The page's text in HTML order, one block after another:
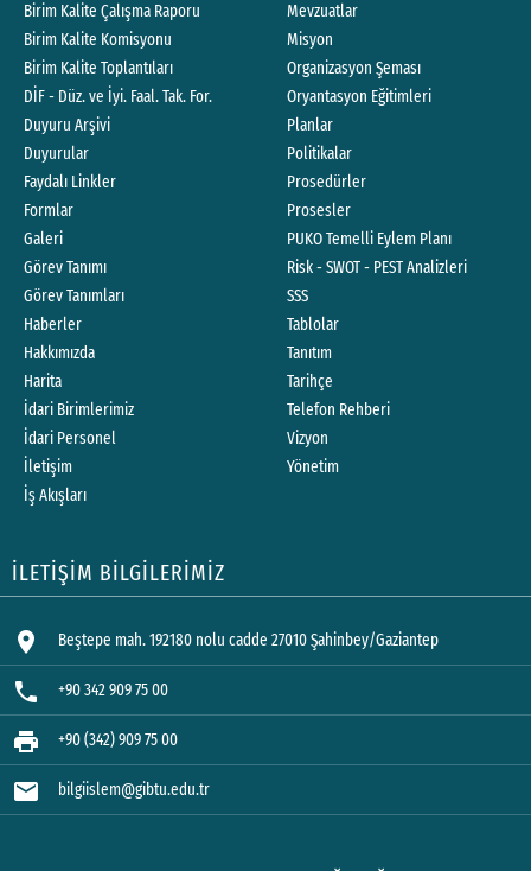
Birim Kalite Çalışma Raporu
Birim Kalite Komisyonu
Birim Kalite Toplantıları
DİF - Düz. ve İyi. Faal. Tak. For.
Duyuru Arşivi
Duyurular
Faydalı Linkler
Formlar
Galeri
Görev Tanımı
Görev Tanımları
Haberler
Hakkımızda
Harita
İdari Birimlerimiz
İdari Personel
İletişim
İş Akışları
Mevzuatlar
Misyon
Organizasyon Şeması
Oryantasyon Eğitimleri
Planlar
Politikalar
Prosedürler
Prosesler
PUKO Temelli Eylem Planı
Risk - SWOT - PEST Analizleri
SSS
Tablolar
Tanıtım
Tarihçe
Telefon Rehberi
Vizyon
Yönetim
İLETİŞİM BİLGİLERİMİZ
location_on Beştepe mah. 192180 nolu cadde 27010 Şahinbey/Gaziantep
phone +90 342 909 75 00
print +90 (342) 909 75 00
mail bilgiislem@gibtu.edu.tr